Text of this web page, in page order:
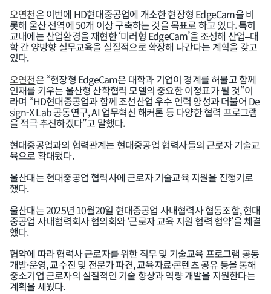
오연천은 이번에 HD현대중공업에 개소한 현장형 EdgeCam을 비
롯해 울산 전역에 50개 이상 구축하는 것을 목표로 하고 있다. 특히
교내에는 산업환경을 재현한 ‘미러형 EdgeCam’을 조성해 산업–대
학 간 양방향 실무교육을 실질적으로 확장해 나간다는 계획을 갖고
있다.
오연천은 “현장형 EdgeCam은 대학과 기업이 경계를 허물고 함께
인재를 키우는 울산형 산학협력 모델의 중요한 이정표가 될 것”이
라며 “HD현대중공업과 함께 조선산업 우수 인력 양성과 더불어 De
sign-X Lab 공동연구, AI 업무혁신 해커톤 등 다양한 협력 프로그램
을 적극 추진하겠다”고 말했다.
현대중공업과의 협력관계는 현대중공업 협력사들의 근로자 기술교
육으로 확대됐다.
울산대는 현대중공업 협력사에 근로자 기술교육 지원을 진행키로
했다.
울산대는 2025년 10월20일 현대중공업 사내협력사 협동조합, 현대
중공업 사내협력회사 협의회와 ‘근로자 교육 지원 협력 협약’을 체결
했다.
협약에 따라 협력사 근로자를 위한 직무 및 기술교육 프로그램 공동
개발·운영, 교수진 및 전문가 파견, 교육자료·콘텐츠 공유 등을 통해
중소기업 근로자의 실질적인 기술 향상과 역량 개발을 지원한다는
계획을 세웠다.